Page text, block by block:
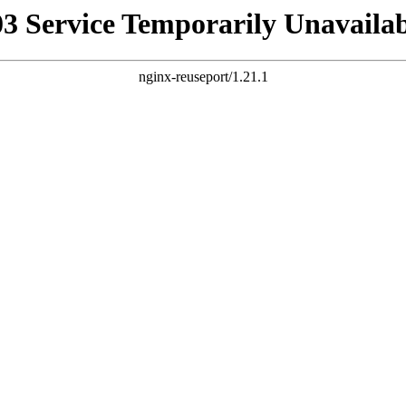
Service Temporarily
nginx-reuseport/1.21.1